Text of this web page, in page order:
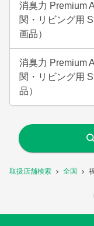
取扱店舗検索 全国
消臭力 Premium
関・リビング用
画品）
消臭力 Premium
関・リビング用
品）